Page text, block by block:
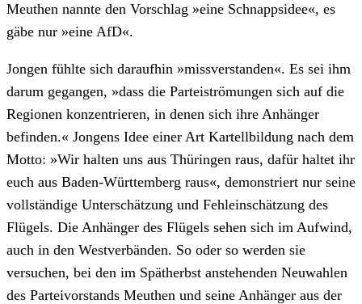
Meuthen nannte den Vorschlag »eine Schnappsidee«, es
gäbe nur »eine AfD«.
Jongen fühlte sich daraufhin »missverstanden«. Es sei ihm
darum gegangen, »dass die Parteiströmungen sich auf die
Regionen konzentrieren, in denen sich ihre Anhänger
befinden.« Jongens Idee einer Art Kartellbildung nach dem
Motto: »Wir halten uns aus Thüringen raus, dafür haltet ihr
euch aus Baden-Württemberg raus«, demonstriert nur seine
vollständige Unterschätzung und Fehleinschätzung des
Flügels. Die Anhänger des Flügels sehen sich im Aufwind,
auch in den Westverbänden. So oder so werden sie
versuchen, bei den im Spätherbst anstehenden Neuwahlen
des Parteivorstands Meuthen und seine Anhänger aus der